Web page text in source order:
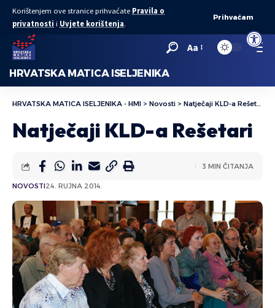
Open
Korištenjem ove stranice prihvaćate Pravila o
privatnosti i Uvjete korištenja.
Prihvaćam
Aa
HRVATSKA MATICA ISELJENIKA
HRVATSKA MATICA ISELJENIKA - HMI > Novosti > Natječaji KLD-a Rešetari
Natječaji KLD-a Rešetari
NOVOSTI24. RUJNA 2014.
3 MIN ČITANJA